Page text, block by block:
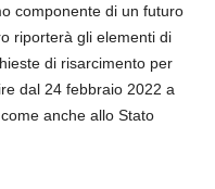
componente di un futuro
riporterà gli elementi di
di risarcimento per
dal 24 febbraio 2022 a
anche allo Stato